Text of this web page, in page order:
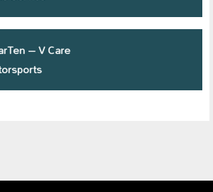
– V Care